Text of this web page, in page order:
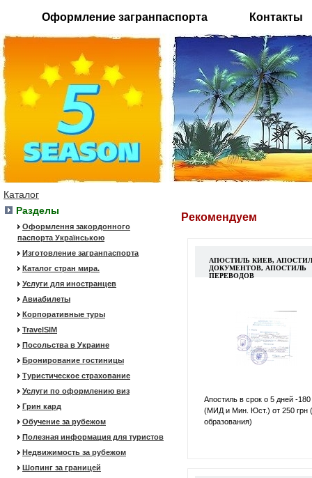
Оформление загранпаспорта Контакты
Каталог
Разделы
Оформлення закордонного
паспорта Українською
Изготовление загранпаспорта
Каталог стран мира.
Услуги для иностранцев
Авиабилеты
Корпоративные туры
TravelSIM
Посольства в Украине
Бронирование гостиницы
Туристическое страхование
Услуги по оформлению виз
Грин кард
Обучение за рубежом
Полезная информация для туристов
Недвижимость за рубежом
Шопинг за границей
Рекомендуем
АПОСТИЛЬ КИЕВ,
ДОКУМЕНТОВ, АПОСТИЛЬ
ПЕРЕВОДОВ
Апостиль в срок о 5 дней -180
(МИД и Мин. Юст.) от 250 грн
образования)